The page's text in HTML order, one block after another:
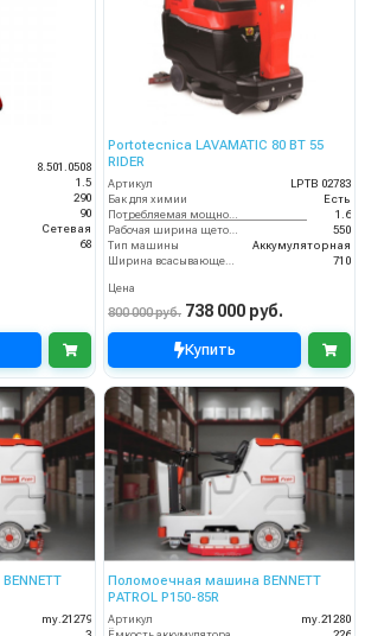
8.501.0508
1.5
290
90
Сетевая
68
Portotecnica LAVAMATIC 80 BT 55
RIDER
Артикул
LPTB 02783
Бак для химии
Есть
1.6
550
Тип машины
Аккумуляторная
710
Цена
800 000 руб. 738 000 руб.
Купить
my.21279
Поломоечная машина BENNETT
PATROL P150-85R
Артикул
my.21280